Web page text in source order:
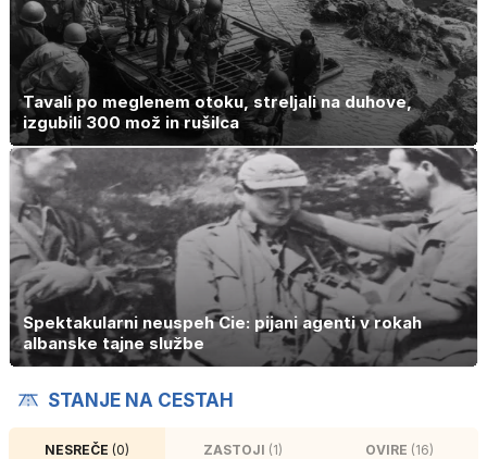
Tavali po meglenem otoku, streljali na duhove,
izgubili 300 mož in rušilca
Spektakularni neuspeh Cie: pijani agenti v rokah
albanske tajne službe
STANJE NA CESTAH
NESREČE (0) ZASTOJI (1) OVIRE (16)